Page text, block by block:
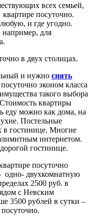
всех семьей,
посуточно.
и где угодно.
для
в двух столицах.
и нужно снять
эконом класса
такого выбора
квартиры
еду можно как дома, на
Постельные
в гостинице. Многие
интернетом.
гостинице.
посуточно
одно- двухкомнатную
2500 руб. в
с Невским
3500 рублей в сутки –